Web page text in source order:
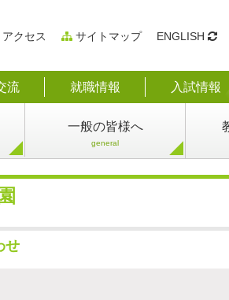
アクセス サイトマップ ENGLISH
流 就職情報 入試情報
一般の皆様へ
general
せ